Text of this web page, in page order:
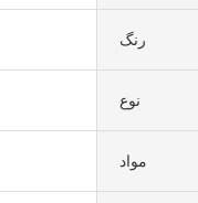
رنگ
نوع
مواد